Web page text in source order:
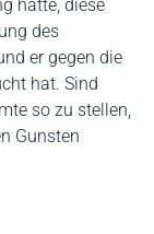
hatte, diese
des
er gegen die
hat. Sind
so zu stellen,
Gunsten